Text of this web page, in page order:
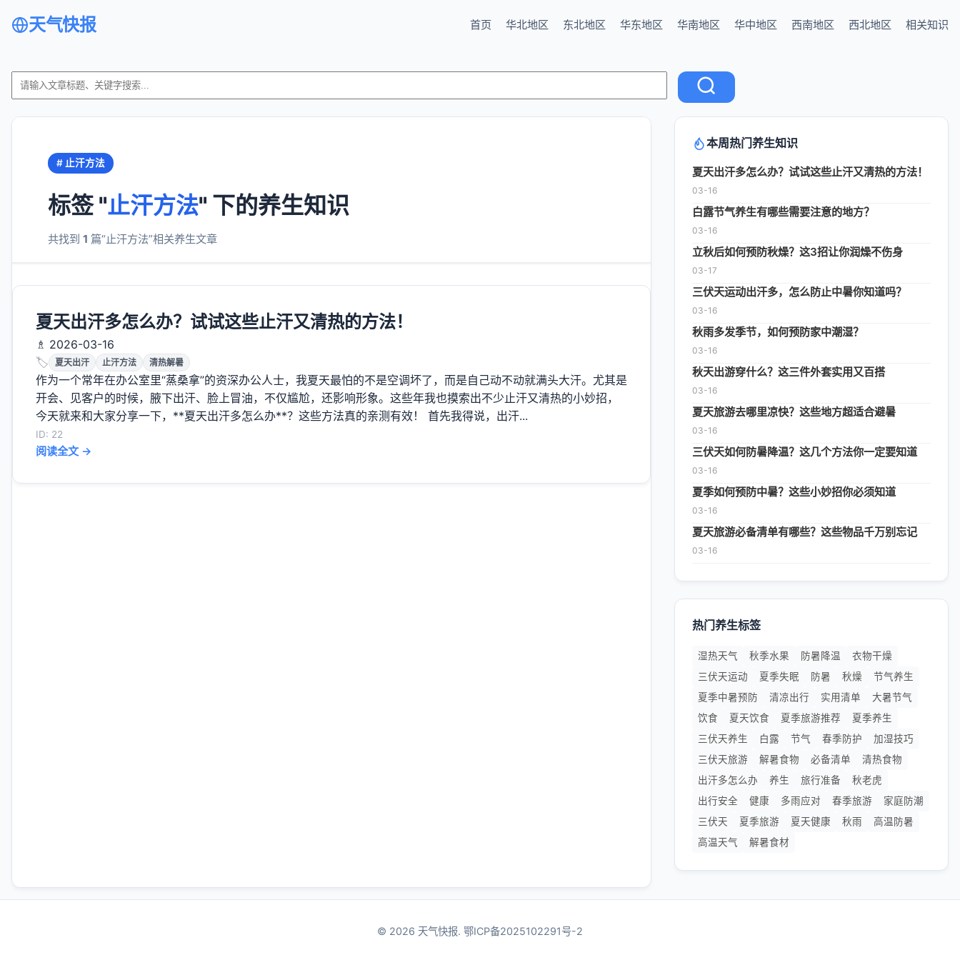
天气快报 首页 华北地区 东北地区 华东地区 华南地区 华中地区 西南地区 西北地区 相关知识
# 止汗方法
标签 "止汗方法" 下的养生知识
共找到 1 篇“止汗方法”相关养生文章
夏天出汗多怎么办？试试这些止汗又清热的方法！
♗ 2026-03-16
🏷️
夏天出汗 止汗方法 清热解暑
作为一个常年在办公室里“蒸桑拿”的资深办公人士，我夏天最怕的不是空调坏了，而是自己动不动就满头大汗。尤其是
开会、见客户的时候，腋下出汗、脸上冒油，不仅尴尬，还影响形象。这些年我也摸索出不少止汗又清热的小妙招，
今天就来和大家分享一下，**夏天出汗多怎么办**？这些方法真的亲测有效！ 首先我得说，出汗...
ID: 22
阅读全文 →
本周热门养生知识
夏天出汗多怎么办？试试这些止汗又清热的方法！
03-16
白露节气养生有哪些需要注意的地方？
03-16
立秋后如何预防秋燥？这3招让你润燥不伤身
03-17
三伏天运动出汗多，怎么防止中暑你知道吗？
03-16
秋雨多发季节，如何预防家中潮湿？
03-16
秋天出游穿什么？这三件外套实用又百搭
03-16
夏天旅游去哪里凉快？这些地方超适合避暑
03-16
三伏天如何防暑降温？这几个方法你一定要知道
03-16
夏季如何预防中暑？这些小妙招你必须知道
03-16
夏天旅游必备清单有哪些？这些物品千万别忘记
03-16
热门养生标签
湿热天气 秋季水果 防暑降温
衣物干燥
三伏天运动
夏季失眠 防暑 秋燥
节气养生
夏季中暑预防
清凉出行 实用清单
大暑节气
饮食
夏天饮食 夏季旅游推荐
夏季养生
三伏天养生
白露 节气 春季防护
加湿技巧
三伏天旅游
解暑食物 必备清单
清热食物
出汗多怎么办
养生 旅行准备
秋老虎
出行安全
健康 多雨应对 春季旅游
家庭防潮
三伏天
夏季旅游 夏天健康 秋雨
高温防暑
高温天气
解暑食材
© 2026 天气快报. 鄂ICP备2025102291号-2